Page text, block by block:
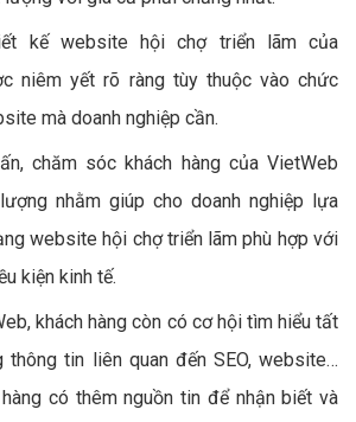
kế website hội chợ triển lãm của
niêm yết rõ ràng tùy thuộc vào chức
mà doanh nghiệp cần.
chăm sóc khách hàng của VietWeb
nhằm giúp cho doanh nghiệp lựa
website hội chợ triển lãm phù hợp với
kiện kinh tế.
khách hàng còn có cơ hội tìm hiểu tất
thông tin liên quan đến SEO, website…
có thêm nguồn tin để nhận biết và